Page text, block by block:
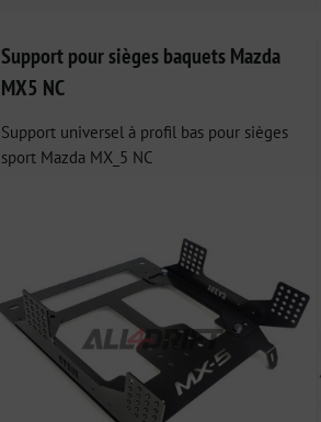
Support pour sièges baquets Mazda
MX5 NC
Support universel à profil bas pour sièges
sport Mazda MX_5 NC